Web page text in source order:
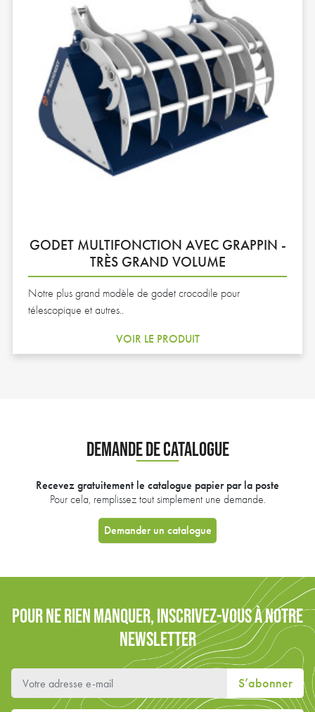
GODET MULTIFONCTION AVEC GRAPPIN -
TRÈS GRAND VOLUME
Notre plus grand modèle de godet crocodile pour
télescopique et autres..
VOIR LE PRODUIT
DEMANDE DE CATALOGUE
Recevez gratuitement le catalogue papier par la poste
Pour cela, remplissez tout simplement une demande.
Demander un catalogue
POUR NE RIEN MANQUER, INSCRIVEZ-VOUS À NOTRE
NEWSLETTER
S’abonner